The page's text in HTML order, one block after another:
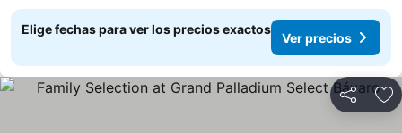
Elige fechas para ver los precios exactos
Ver precios
Compartir